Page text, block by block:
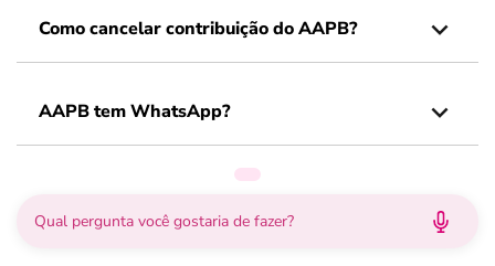
Como cancelar contribuição do AAPB?
AAPB tem WhatsApp?